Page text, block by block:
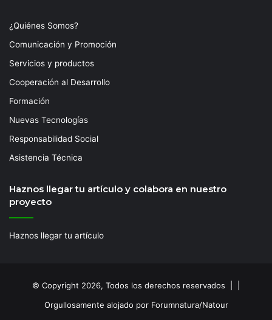
¿Quiénes Somos?
Comunicación y Promoción
Servicios y productos
Cooperación al Desarrollo
Formación
Nuevas Tecnologías
Responsabilidad Social
Asistencia Técnica
Haznos llegar tu artículo y colabora en nuestro
proyecto
Haznos llegar tu artículo
© Copyright 2026, Todos los derechos reservados | |
Orgullosamente alojado por Forumnatura/Natour